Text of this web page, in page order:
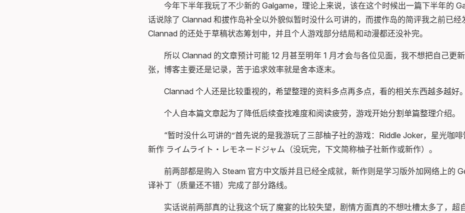
今年下半年我玩了不少新的 Galgame，理论上来说，该在这个时候出一篇下半年的
话说除了 Clannad 和拔作岛补全以外貌似暂时没什么可讲的，而拔作岛的简评我之前已经
Clannad 的还处于草稿状态筹划中，并且个人游戏部分结局和动漫都还没补完。
所以 Clannad 的文章预计可能 12 月甚至明年 1 月才会与各位见面，我不想把自己更
张，博客主要还是记录，苦于追求效率就是舍本逐末。
Clannad 个人还是比较重视的，希望整理的资料多点再多点，看的相关东西越多越好。
个人自本篇文章起为了降低后续查找难度和阅读疲劳，游戏开始分割单篇整理介绍。
“暂时没什么可讲的”首先说的是我游玩了三部柚子社的游戏：Riddle Joker，星光咖啡
新作 ライムライト・レモネードジャム（没玩完，下文简称柚子社新作或新作）。
前两部都是购入 Steam 官方中文版并且已经全成就，新作则是学习版外加网络上的
译补丁（质量还不错）完成了部分路线。
实话说前两部真的让我这个玩了魔宴的比较失望，剧情方面真的不想吐槽太多了，超